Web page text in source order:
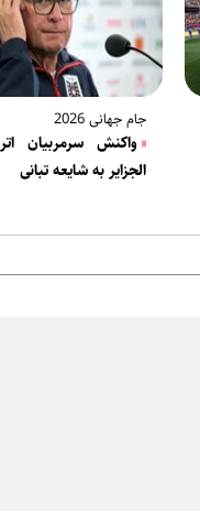
جام جهانی 2026
واکنش سرمربیان
الجزایر به شایعه تبانی